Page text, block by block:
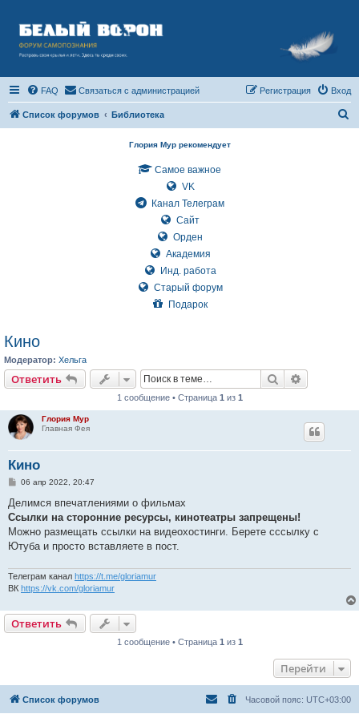
FAQ Связаться с администрацией Вход
Регистрация
Список форумов Библиотека
Глория Мур рекомендует
Самое важное
VK
Канал Телеграм
Сайт
Орден
Академия
Инд. работа
Старый форум
Подарок
Кино
Модератор: Хельга
Ответить Поиск
1 сообщение • Страница 1 из 1
Глория Мур
Главная Фея
Кино
С
о
щ
е
и
06 апр 2022, 20:47
Делимся впечатлениями о фильмах
Ссылки на сторонние ресурсы, кинотеатры запрещены!
Можно размещать ссылки на видеохостинги. Берете сссылку с
Ютуба и просто вставляете в пост.
Телеграм канал https://t.me/gloriamur
ВК https://vk.com/gloriamur
Ответить
1 сообщение • Страница 1 из 1
Перейти
Список форумов Часовой пояс: UTC+03:00